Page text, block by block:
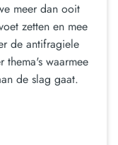
meer dan ooit
zetten en mee
de antifragiele
thema's waarmee
de slag gaat.